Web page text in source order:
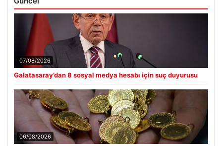
07/08/2026
Galatasaray’dan 8 sosyal medya hesabı için suç duyurusu
06/08/2026